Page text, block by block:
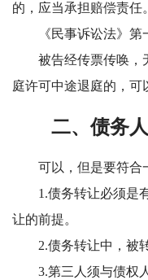
的，应当承担赔偿责任。
《民事诉讼法》第
被告经传票传唤，
庭许可中途退庭的，可
二、债务人
可以，但是要符合一
1.债务转让必须是有
让的前提。
2.债务转让中，被转
3.第三人须与债权人